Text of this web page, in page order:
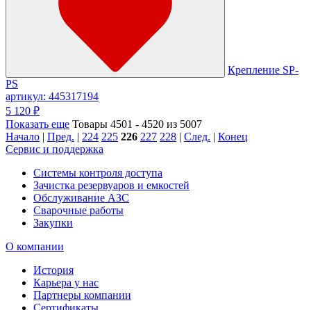
Крепление SP-
PS
артикул: 445317194
5 120 ₽
Показать еще Товары 4501 - 4520 из 5007
Начало
Пред. 224 225 226 227 228 След.
Конец
Сервис и поддержка
Системы контроля доступа
Зачистка резервуаров и емкостей
Обслуживание АЗС
Сварочные работы
Закупки
О компании
История
Карьера у нас
Партнеры компании